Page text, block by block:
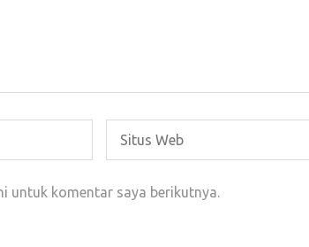
untuk komentar saya berikutnya.